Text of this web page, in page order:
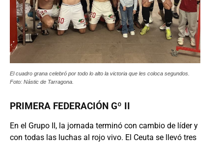
El cuadro grana celebró por todo lo alto la victoria que les coloca segundos.
Foto: Nástic de Tarragona.
PRIMERA FEDERACIÓN Gº II
En el Grupo II, la jornada terminó con cambio de líder y
con todas las luchas al rojo vivo. El Ceuta se llevó tres